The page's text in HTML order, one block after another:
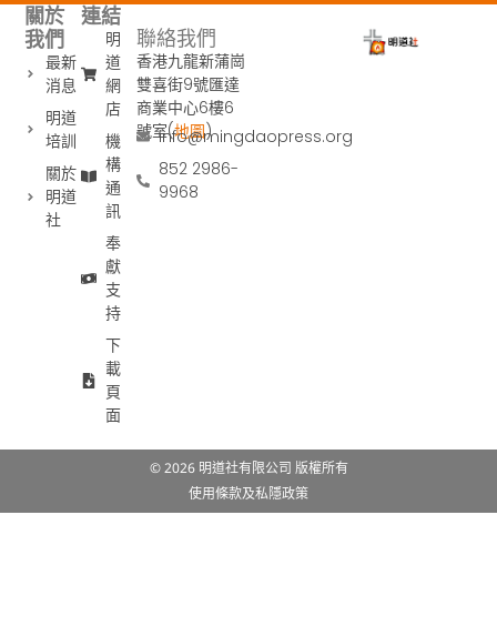
關於
我們
最新
消息
明道
培訓
關於
明道
社
連結
明
道
網
店
機
構
通
訊
奉
獻
支
持
下
載
頁
面
聯絡我們
香港九龍新蒲崗
雙喜街9號匯達
商業中心6樓6
號室(地圖)
info@mingdaopress.org
852 2986-
9968
© 2026 明道社有限公司 版權所有
使用條款及私隱政策